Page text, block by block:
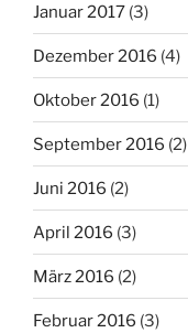
Januar 2017 (3)
Dezember 2016 (4)
Oktober 2016 (1)
September 2016 (2)
Juni 2016 (2)
April 2016 (3)
März 2016 (2)
Februar 2016 (3)